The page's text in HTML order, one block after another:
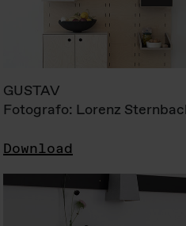
GUSTAV
Fotografo: Lorenz
Download